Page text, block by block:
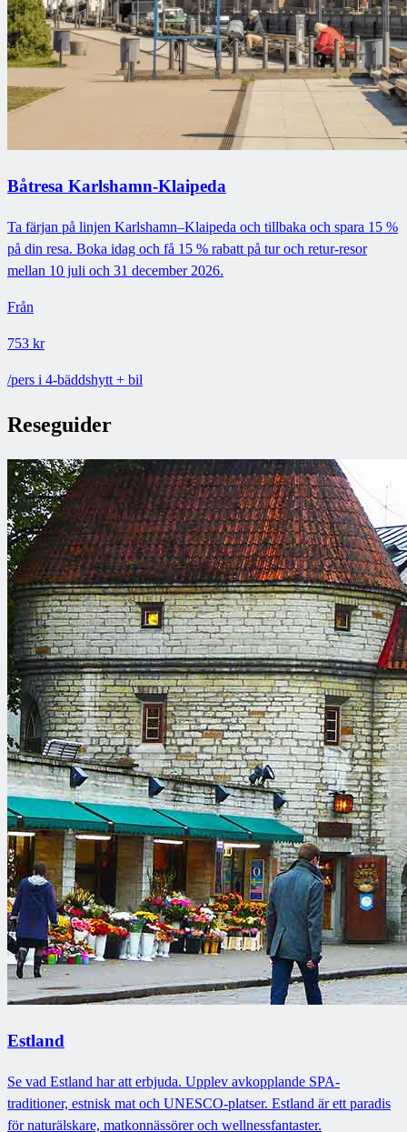
Båtresa Karlshamn-Klaipeda
Ta färjan på linjen Karlshamn–Klaipeda och tillbaka och spara 15 %
på din resa. Boka idag och få 15 % rabatt på tur och retur-resor
mellan 10 juli och 31 december 2026.
Från
753 kr
/pers i 4-bäddshytt + bil
Reseguider
Estland
Se vad Estland har att erbjuda. Upplev avkopplande SPA-
traditioner, estnisk mat och UNESCO-platser. Estland är ett paradis
för naturälskare, matkonnässörer och wellnessfantaster.